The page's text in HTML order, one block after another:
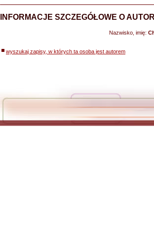
INFORMACJE SZCZEGÓŁOWE O
Nazwisko, imię:
wyszukaj zapisy, w których ta osoba jest autorem